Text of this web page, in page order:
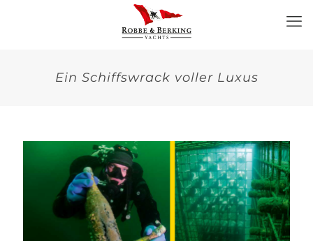
Ein Schiffswrack voller Luxus